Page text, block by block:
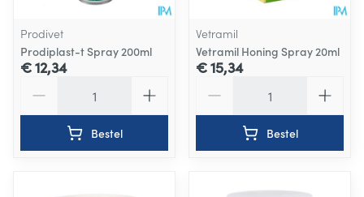
Prodivet
Prodiplast-t Spray 200ml
€ 12,34
Bestel
Vetramil
Vetramil Honing Spray 20ml
€ 15,34
Bestel